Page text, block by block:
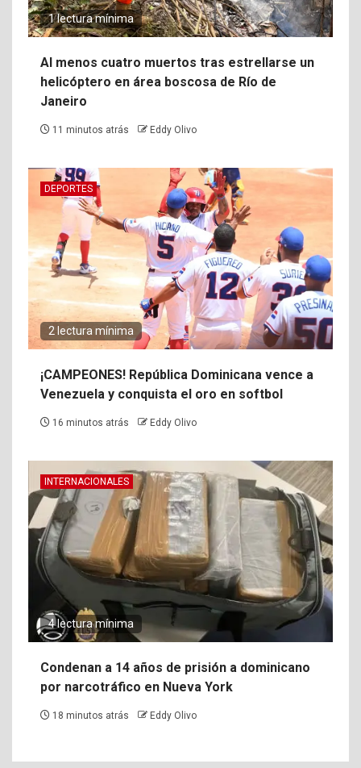
1 lectura mínima
Al menos cuatro muertos tras estrellarse un
helicóptero en área boscosa de Río de
Janeiro
11 minutos atrás Eddy Olivo
DEPORTES
2 lectura mínima
¡CAMPEONES! República Dominicana vence a
Venezuela y conquista el oro en softbol
16 minutos atrás Eddy Olivo
INTERNACIONALES
4 lectura mínima
Condenan a 14 años de prisión a dominicano
por narcotráfico en Nueva York
18 minutos atrás Eddy Olivo